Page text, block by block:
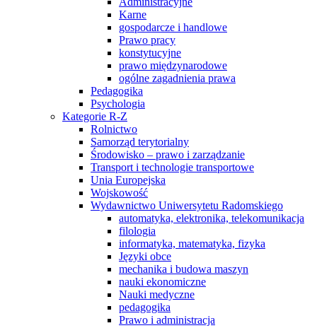
Karne
gospodarcze i handlowe
Prawo pracy
konstytucyjne
prawo międzynarodowe
ogólne zagadnienia prawa
Pedagogika
Psychologia
Kategorie R-Z
Rolnictwo
Samorząd terytorialny
Środowisko – prawo i zarządzanie
Transport i technologie transportowe
Unia Europejska
Wojskowość
Wydawnictwo Uniwersytetu Radomskiego
automatyka, elektronika, telekomunikacja
filologia
informatyka, matematyka, fizyka
Języki obce
mechanika i budowa maszyn
nauki ekonomiczne
Nauki medyczne
pedagogika
Prawo i administracja